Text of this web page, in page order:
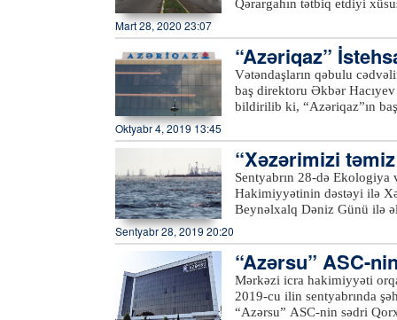
Qafqazda ilk və yeganə
telekommunikasiya peyki
“Azersky” və “Azerspace-
Qərargahın tətbiq etdiyi
xəbər verir ki, bu məqsədlə
2-3 nəfərdən ibarət qruplar
söhbət edir, karantin
əhalini küçə və
keçdiyi küçələrdə,
obyektlərinin ətrafında,
Mart 28, 2020 23:07
“Azəriqaz”
Vətəndaşların qəbulu
baş direktoru Əkbər
bildirilib ki, “Azəriqaz”ın
dinləyiblər. Qəbula gələn
xətlərinin yerinin
Hər bir vətəndaşın
həlli barədə müvafiq
Oktyabr 4, 2019 13:45
“Xəzərimizi
Sentyabrın 28-də
Hakimiyyətinin dəstəyi ilə
Beynəlxalq Dəniz Günü ilə
tullantılarından
və Təbii Sərvətlər
nazirliyin digər yerli
Şəhər Mənzil-Kommunal
ümumilikdə, 100-dən çox
Sentyabr 28, 2019 20:20
“Azərsu” ASC-
Mərkəzi icra hakimiyyəti
2019-cu ilin sentyabrında
“Azərsu” ASC-nin sədri